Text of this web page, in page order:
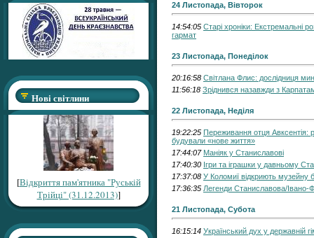
Нові світлини
[Відкриття пам'ятника "Руській
Трійці" (31.12.2013)]
24 Листопада, Вівторок
14:54:05 Старі хроніки: Екстремальні
гармат
23 Листопада, Понеділок
20:16:58 Світлана Флис: дослідниця
11:56:18 Зріднився назавжди з
22 Листопада, Неділя
19:22:25 Переживання отця Авксентія:
будували «нове життя»
17:44:07 Маніяк у Станиславові
17:40:30 Ігри та іграшки у давньому
17:37:08 У Коломиї відкриють музейну
17:36:35 Легенди Станиславова/Івано-
21 Листопада, Субота
16:15:14 Український дух у державній